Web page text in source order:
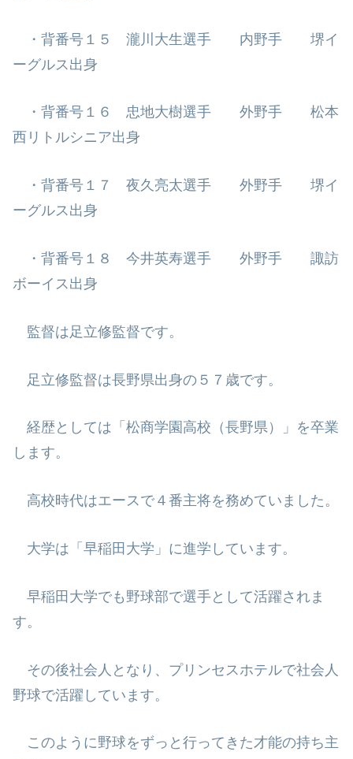
・背番号１５ 瀧川大生選手 内野手 堺イ
ーグルス出身
・背番号１６ 忠地大樹選手 外野手 松本
西リトルシニア出身
・背番号１７ 夜久亮太選手 外野手 堺イ
ーグルス出身
・背番号１８ 今井英寿選手 外野手 諏訪
ボーイス出身
監督は足立修監督です。
足立修監督は長野県出身の５７歳です。
経歴としては「松商学園高校（長野県）」を卒業
します。
高校時代はエースで４番主将を務めていました。
大学は「早稲田大学」に進学しています。
早稲田大学でも野球部で選手として活躍されま
す。
その後社会人となり、プリンセスホテルで社会人
野球で活躍しています。
このように野球をずっと行ってきた才能の持ち主